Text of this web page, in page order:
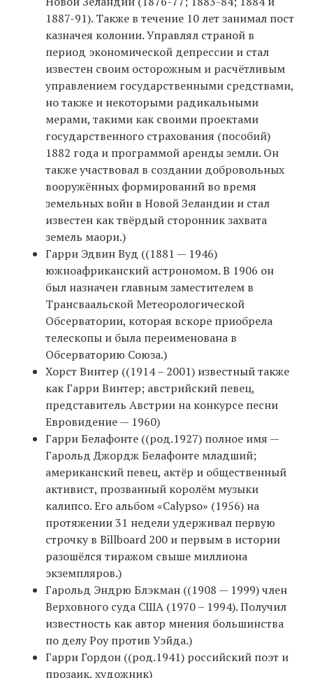
1887-91). Также в течение 10 лет занимал пост
казначея колонии. Управлял страной в
период экономической депрессии и стал
известен своим осторожным и расчётливым
управлением государственными средствами,
но также и некоторыми радикальными
мерами, такими как своими проектами
государственного страхования (пособий)
1882 года и программой аренды земли. Он
также участвовал в создании добровольных
вооружённых формирований во время
земельных войн в Новой Зеландии и стал
известен как твёрдый сторонник захвата
земель маори.)
Гарри Эдвин Вуд ((1881 — 1946)
южноафриканский астрономом. В 1906 он
был назначен главным заместителем в
Трансваальской Метеорологической
Обсерватории, которая вскоре приобрела
телескопы и была переименована в
Обсерваторию Союза.)
Хорст Винтер ((1914 – 2001) известный также
как Гарри Винтер; австрийский певец,
представитель Австрии на конкурсе песни
Евровидение — 1960)
Гарри Белафонте ((род.1927) полное имя —
Гарольд Джордж Белафонте младший;
американский певец, актёр и общественный
активист, прозванный королём музыки
калипсо. Его альбом «Calypso» (1956) на
протяжении 31 недели удерживал первую
строчку в Billboard 200 и первым в истории
разошёлся тиражом свыше миллиона
экземпляров.)
Гарольд Эндрю Блэкман ((1908 — 1999) член
Верховного суда США (1970 – 1994). Получил
известность как автор мнения большинства
по делу Роу против Уэйда.)
Гарри Гордон ((род.1941) российский поэт и
прозаик, художник)